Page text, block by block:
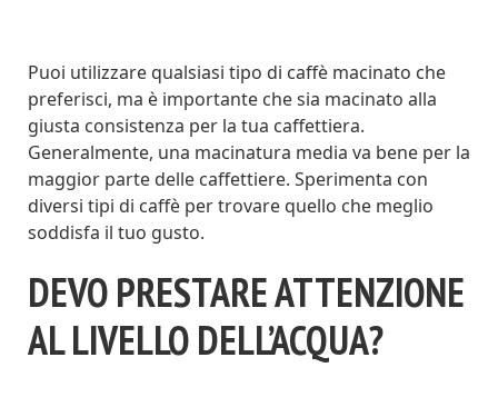
Puoi utilizzare qualsiasi tipo di caffè macinato che
preferisci, ma è importante che sia macinato alla
giusta consistenza per la tua caffettiera.
Generalmente, una macinatura media va bene per la
maggior parte delle caffettiere. Sperimenta con
diversi tipi di caffè per trovare quello che meglio
soddisfa il tuo gusto.
DEVO PRESTARE ATTENZIONE
AL LIVELLO DELL’ACQUA?